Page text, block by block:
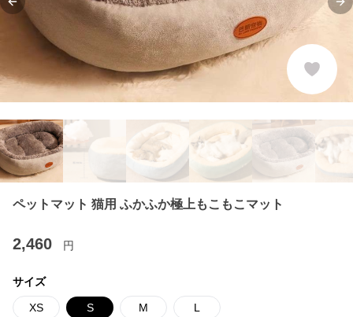
Previous slide
ペットマット 猫用 ふかふか極上もこもこマット
2,460 円
サイズ
XS S M L